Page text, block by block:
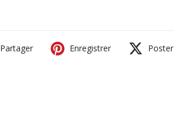
Partager Enregistrer Poster